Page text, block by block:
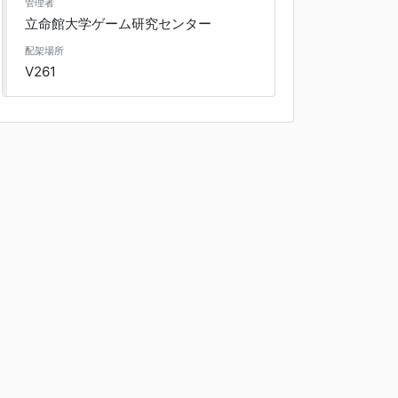
立命館大学ゲーム研究センター
配架場所
V261